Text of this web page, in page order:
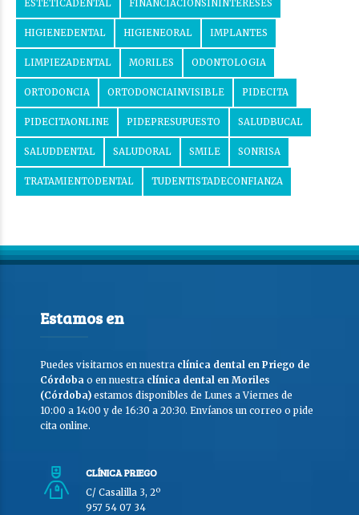
ESTETICADENTAL FINANCIACIONSININTERESES
HIGIENEDENTAL HIGIENEORAL IMPLANTES
LIMPIEZADENTAL MORILES ODONTOLOGIA
ORTODONCIA ORTODONCIAINVISIBLE PIDECITA
PIDECITAONLINE PIDEPRESUPUESTO SALUDBUCAL
SALUDDENTAL SALUDORAL SMILE SONRISA
TRATAMIENTODENTAL TUDENTISTADECONFIANZA
Estamos en
Puedes visitarnos en nuestra clínica dental en Priego de
Córdoba o en nuestra clínica dental en Moriles
(Córdoba) estamos disponibles de Lunes a Viernes de
10:00 a 14:00 y de 16:30 a 20:30. Envíanos un correo o pide
cita online.
CLÍNICA PRIEGO
C/ Casalilla 3, 2º
957 54 07 34